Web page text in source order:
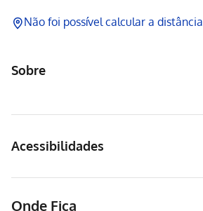
Não foi possível calcular a distância
Sobre
Acessibilidades
Onde Fica